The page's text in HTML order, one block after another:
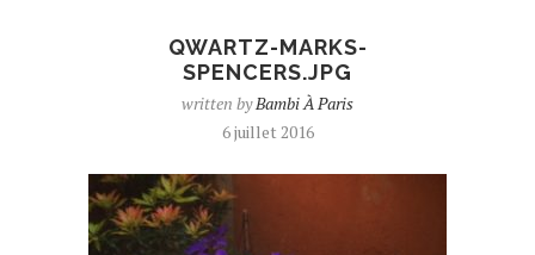
QWARTZ-MARKS-
SPENCERS.JPG
written byBambi À Paris
6 juillet 2016